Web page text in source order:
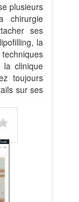
plusieurs
chirurgie
ses
la
la clinique
toujours
sur ses